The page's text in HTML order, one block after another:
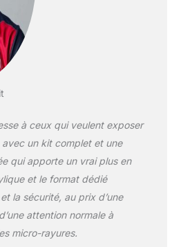
inclus. Compatibilité
sportive polyvalente :
notre cadre est
parfait pour
etc. Installation facile
avec tout ce dont
vous avez besoin
pour un montage
mural rapide et facile,
pouvez afficher votre
maillot en un rien de
à ceux qui veulent exposer
un kit complet et une
qui apporte un vrai plus en
et le format dédié
la sécurité, au prix d’une
attention normale à
micro-rayures.